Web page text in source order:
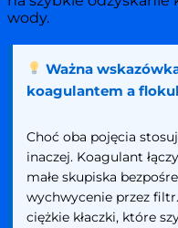
wody.
Ważna
koagulantem a
Choć oba pojęcia
inaczej. Koagulant
małe skupiska
wychwycenie przez
ciężkie kłaczki, które